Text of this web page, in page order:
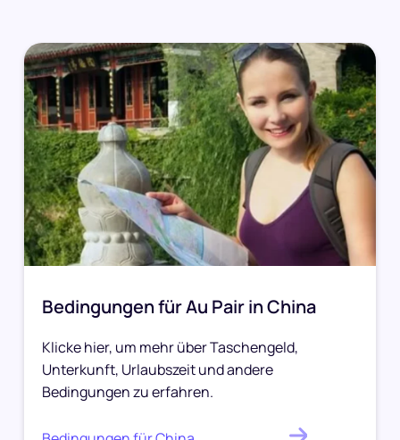
Bedingungen für Au Pair in China
Klicke hier, um mehr über Taschengeld,
Unterkunft, Urlaubszeit und andere
Bedingungen zu erfahren.